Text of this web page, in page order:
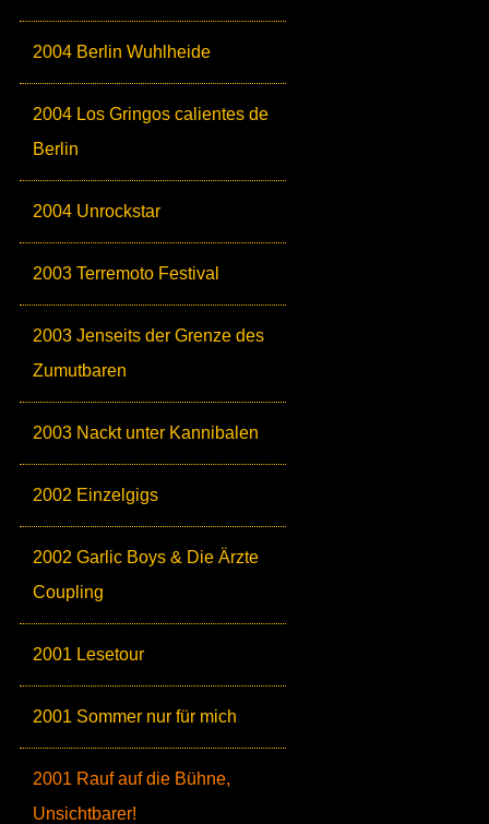
2004 Berlin Wuhlheide
2004 Los Gringos calientes de
Berlin
2004 Unrockstar
2003 Terremoto Festival
2003 Jenseits der Grenze des
Zumutbaren
2003 Nackt unter Kannibalen
2002 Einzelgigs
2002 Garlic Boys & Die Ärzte
Coupling
2001 Lesetour
2001 Sommer nur für mich
2001 Rauf auf die Bühne,
Unsichtbarer!